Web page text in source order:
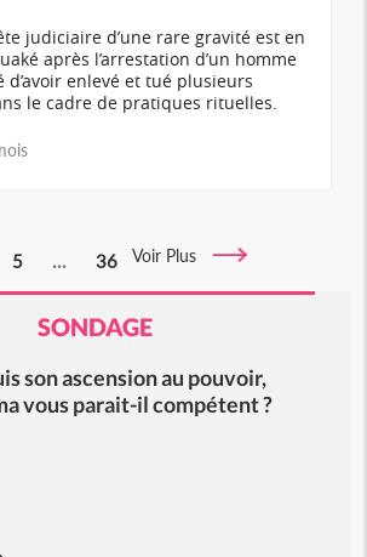
judiciaire d’une rare gravité est en
après l’arrestation d’un homme
d’avoir enlevé et tué plusieurs
le cadre de pratiques rituelles.
5 ... 36 Voir Plus
SONDAGE
son ascension au pouvoir,
vous parait-il compétent ?